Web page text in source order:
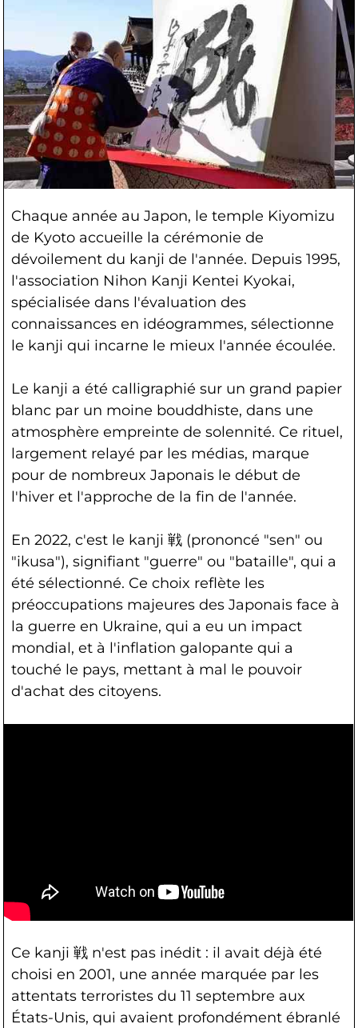
Chaque année au Japon, le temple Kiyomizu
de Kyoto accueille la cérémonie de
dévoilement du kanji de l'année. Depuis 1995,
l'association Nihon Kanji Kentei Kyokai,
spécialisée dans l'évaluation des
connaissances en idéogrammes, sélectionne
le kanji qui incarne le mieux l'année écoulée.
Le kanji a été calligraphié sur un grand papier
blanc par un moine bouddhiste, dans une
atmosphère empreinte de solennité. Ce rituel,
largement relayé par les médias, marque
pour de nombreux Japonais le début de
l'hiver et l'approche de la fin de l'année.
En 2022, c'est le kanji 戦 (prononcé "sen" ou
"ikusa"), signifiant "guerre" ou "bataille", qui a
été sélectionné. Ce choix reflète les
préoccupations majeures des Japonais face à
la guerre en Ukraine, qui a eu un impact
mondial, et à l'inflation galopante qui a
touché le pays, mettant à mal le pouvoir
d'achat des citoyens.
Ce kanji 戦 n'est pas inédit : il avait déjà été
choisi en 2001, une année marquée par les
attentats terroristes du 11 septembre aux
États-Unis, qui avaient profondément ébranlé